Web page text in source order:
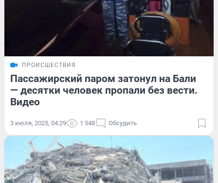
ПРОИСШЕСТВИЯ
Пассажирский паром затонул на Бали
— десятки человек пропали без вести.
Видео
3 июля, 2025, 04:29 1 548 Обсудить